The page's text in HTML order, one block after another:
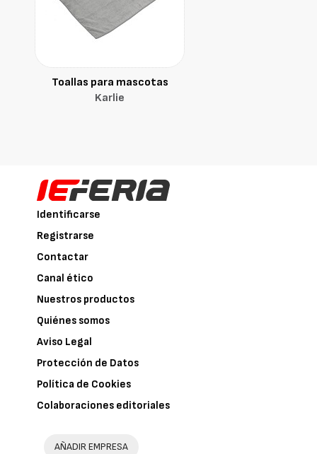
Toallas para mascotas
Karlie
Identificarse
Registrarse
Contactar
Canal ético
Nuestros productos
Quiénes somos
Aviso Legal
Protección de Datos
Política de Cookies
Colaboraciones editoriales
AÑADIR EMPRESA